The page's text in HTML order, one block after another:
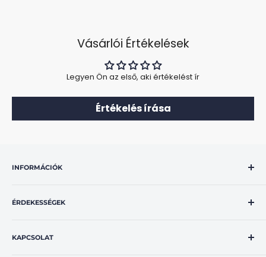
Vásárlói Értékelések
Legyen Ön az első, aki értékelést ír
Értékelés írása
INFORMÁCIÓK
Adatvédelmi nyilatkozat
Szállítási idő
ÉRDEKESSÉGEK
OBD2 Hibakódok Magyarul
KAPCSOLAT